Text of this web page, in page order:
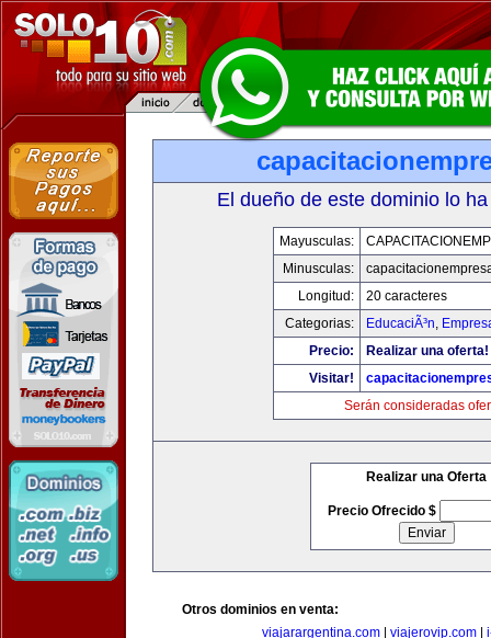
El dueño de este dominio lo
Mayusculas:
Minusculas:
Longitud:
20 caracteres
Categorias:
EducaciÃ³n,
Precio:
Realizar una oferta!
Visitar!
Serán consideradas
Realizar una Oferta
Precio Ofrecido $
Otros dominios en venta:
viajarargentina.com| viajerovip.com|